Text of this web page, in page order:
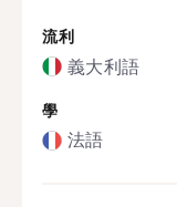
流利
義大利語
學
法語